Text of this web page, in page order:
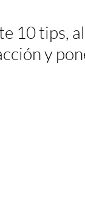
10 tips,
y